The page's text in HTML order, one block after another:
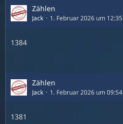
Zählen
Jack 1. Februar 2026 um 12:35
1384
Zählen
Jack 1. Februar 2026 um 09:54
1381